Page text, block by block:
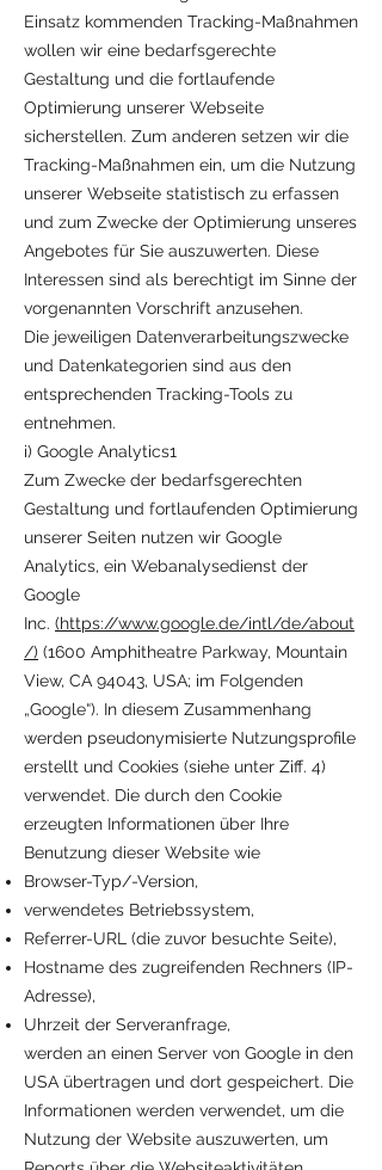
Einsatz kommenden Tracking-Maßnahmen
wollen wir eine bedarfsgerechte
Gestaltung und die fortlaufende
Optimierung unserer Webseite
sicherstellen. Zum anderen setzen wir die
Tracking-Maßnahmen ein, um die Nutzung
unserer Webseite statistisch zu erfassen
und zum Zwecke der Optimierung unseres
Angebotes für Sie auszuwerten. Diese
Interessen sind als berechtigt im Sinne der
vorgenannten Vorschrift anzusehen.
Die jeweiligen Datenverarbeitungszwecke
und Datenkategorien sind aus den
entsprechenden Tracking-Tools zu
entnehmen.
i) Google Analytics1
Zum Zwecke der bedarfsgerechten
Gestaltung und fortlaufenden Optimierung
unserer Seiten nutzen wir Google
Analytics, ein Webanalysedienst der
Google
Inc. (https://www.google.de/intl/de/about
/) (1600 Amphitheatre Parkway, Mountain
View, CA 94043, USA; im Folgenden
„Google“). In diesem Zusammenhang
werden pseudonymisierte Nutzungsprofile
erstellt und Cookies (siehe unter Ziff. 4)
verwendet. Die durch den Cookie
erzeugten Informationen über Ihre
Benutzung dieser Website wie
Browser-Typ/-Version,
verwendetes Betriebssystem,
Referrer-URL (die zuvor besuchte Seite),
Hostname des zugreifenden Rechners (IP-
Adresse),
Uhrzeit der Serveranfrage,
werden an einen Server von Google in den
USA übertragen und dort gespeichert. Die
Informationen werden verwendet, um die
Nutzung der Website auszuwerten, um